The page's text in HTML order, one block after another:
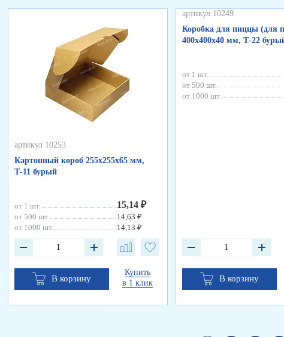
артикул 10253
Картонный короб 255х255х65 мм,
Т-11 бурый
от 1 шт. 15,14 ₽
от 500 шт.
14,63 ₽
от 1000 шт.
14,13 ₽
В корзину
Купить
в 1 клик
артикул 10249
Коробка для пиццы (для
400х400х40 мм, Т-22
от 1 шт.
от 500 шт.
от 1000 шт.
В корзину